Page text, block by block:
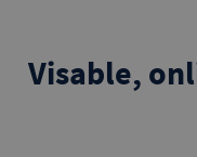
Visable,